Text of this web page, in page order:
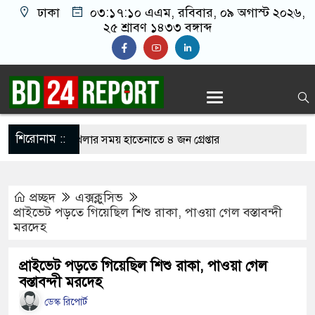
ঢাকা ০৩:১৭:১১ এএম, রবিবার, ০৯ অগাস্ট ২০২৬,
২৫ শ্রাবণ ১৪৩৩ বঙ্গাব্দ
শিরোনাম ::
জুয়া খেলার সময় হাতেনাতে ৪ জন গ্রেপ্তার
অসহায় মায়ের মাথার চুল বিক্রি
অমায়িক ব্যবহার পান, জানালেন নারী
প্রচ্ছদ
এক্সক্লুসিভ
প্রাইভেট পড়তে গিয়েছিল শিশু রাকা, পাওয়া গেল বস্তাবন্দী
মরদেহ
প্রাইভেট পড়তে গিয়েছিল শিশু রাকা, পাওয়া গেল
বস্তাবন্দী মরদেহ
ডেস্ক রিপোর্ট